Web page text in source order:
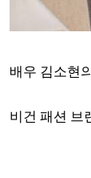
배우 김소현
비건 패션 브